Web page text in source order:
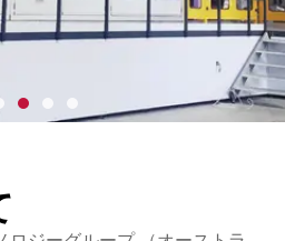
トップ不織布製品メ